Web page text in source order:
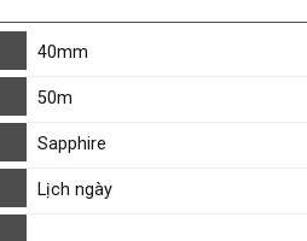
40mm
50m
Sapphire
Lịch ngày